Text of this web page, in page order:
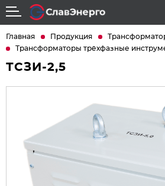
Главная Продукция
Трансформаторы трёхфазные
ТСЗИ-2,5